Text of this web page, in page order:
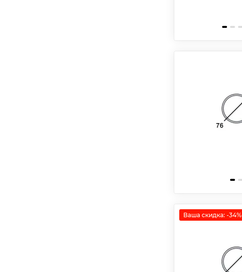
Ваша скидка: -34%